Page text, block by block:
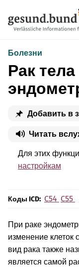
Болезни
Рак
Добавить в
Читать
Для этих
настройкам
Коды ICD: C54 C55
При раке
изменение клеток
вид рака также
является самой